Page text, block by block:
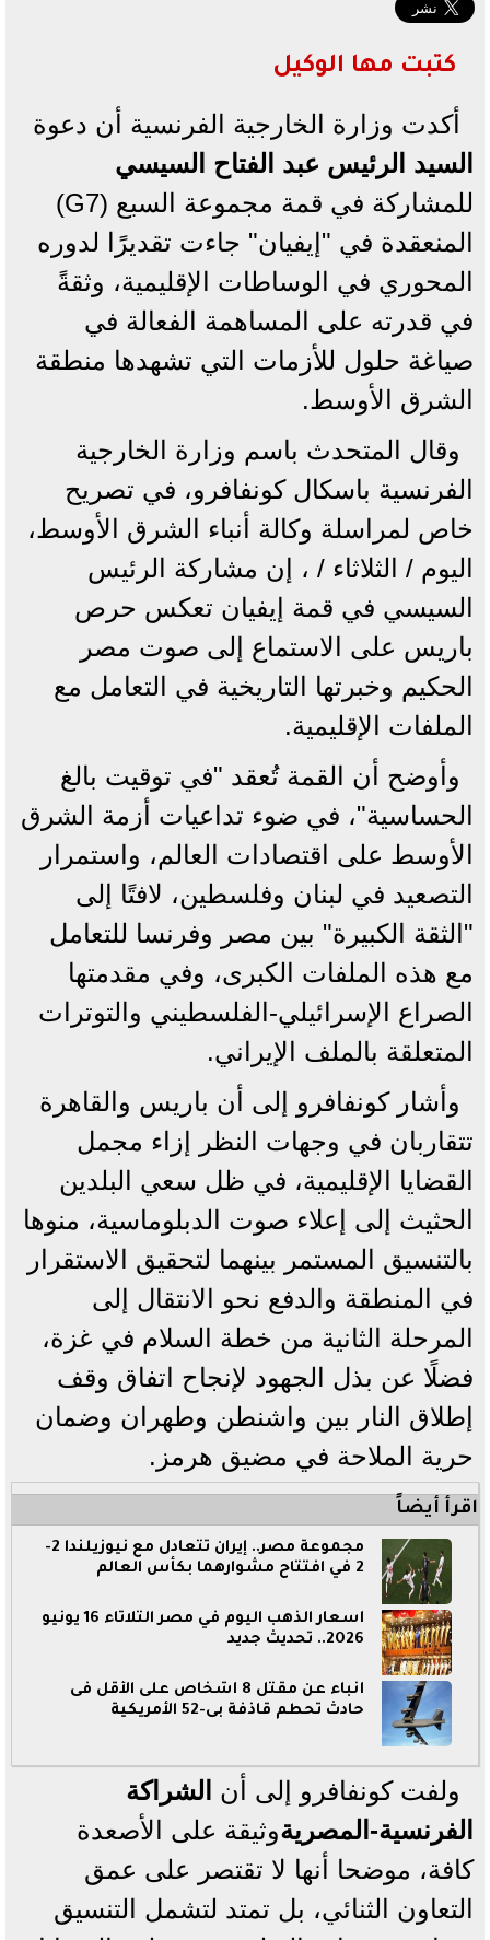
كتبت مها الوكيل
أكدت وزارة الخارجية الفرنسية أن دعوة
السيد الرئيس عبد الفتاح السيسي
للمشاركة في قمة مجموعة السبع (G7)
المنعقدة في "إيفيان" جاءت تقديرًا لدوره
المحوري في الوساطات الإقليمية، وثقةً
في قدرته على المساهمة الفعالة في
صياغة حلول للأزمات التي تشهدها منطقة
الشرق الأوسط.
وقال المتحدث باسم وزارة الخارجية
الفرنسية باسكال كونفافرو، في تصريح
خاص لمراسلة وكالة أنباء الشرق الأوسط،
اليوم / الثلاثاء / ، إن مشاركة الرئيس
السيسي في قمة إيفيان تعكس حرص
باريس على الاستماع إلى صوت مصر
الحكيم وخبرتها التاريخية في التعامل مع
الملفات الإقليمية.
وأوضح أن القمة تُعقد "في توقيت بالغ
الحساسية"، في ضوء تداعيات أزمة الشرق
الأوسط على اقتصادات العالم، واستمرار
التصعيد في لبنان وفلسطين، لافتًا إلى
"الثقة الكبيرة" بين مصر وفرنسا للتعامل
مع هذه الملفات الكبرى، وفي مقدمتها
الصراع الإسرائيلي-الفلسطيني والتوترات
المتعلقة بالملف الإيراني.
وأشار كونفافرو إلى أن باريس والقاهرة
تتقاربان في وجهات النظر إزاء مجمل
القضايا الإقليمية، في ظل سعي البلدين
الحثيث إلى إعلاء صوت الدبلوماسية، منوها
بالتنسيق المستمر بينهما لتحقيق الاستقرار
في المنطقة والدفع نحو الانتقال إلى
المرحلة الثانية من خطة السلام في غزة،
فضلًا عن بذل الجهود لإنجاح اتفاق وقف
إطلاق النار بين واشنطن وطهران وضمان
حرية الملاحة في مضيق هرمز.
اقرأ أيضاً
مجموعة مصر.. إيران تتعادل مع نيوزيلندا 2-
2 في افتتاح مشوارهما بكأس العالم
أسعار الذهب اليوم في مصر الثلاثاء 16 يونيو
2026.. تحديث جديد
أنباء عن مقتل 8 أشخاص على الأقل فى
حادث تحطم قاذفة بى-52 الأمريكية
ولفت كونفافرو إلى أن الشراكة
الفرنسية-المصريةوثيقة على الأصعدة
كافة، موضحا أنها لا تقتصر على عمق
التعاون الثنائي، بل تمتد لتشمل التنسيق